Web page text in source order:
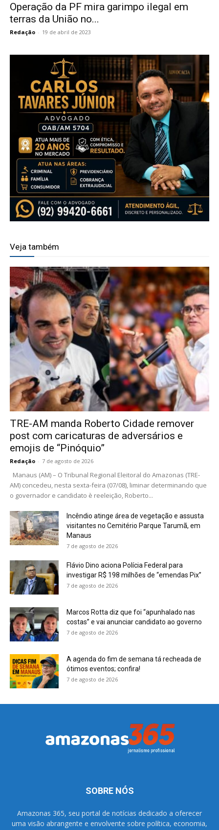
Operação da PF mira garimpo ilegal em
terras da União no...
Redação - 19 de abril de 2023
Veja também
TRE-AM manda Roberto Cidade remover
post com caricaturas de adversários e
emojis de “Pinóquio”
Redação - 7 de agosto de 2026
Manaus (AM) – O Tribunal Regional Eleitoral do Amazonas (TRE-
AM) concedeu, nesta sexta-feira (07/08), liminar determinando que
o governador e candidato è reeleição, Roberto...
Incêndio atinge área de vegetação e assusta
visitantes no Cemitério Parque Tarumã, em
Manaus
7 de agosto de 2026
Flávio Dino aciona Polícia Federal para
investigar R$ 198 milhões de “emendas Pix”
7 de agosto de 2026
Marcos Rotta diz que foi “apunhalado nas
costas” e vai anunciar candidato ao governo
7 de agosto de 2026
A agenda do fim de semana tá recheada de
ótimos eventos; confira!
7 de agosto de 2026
SOBRE NÓS
Amazonas 365, seu portal de notícias dedicado a oferecer
uma visão abrangente e envolvente sobre política, economia,